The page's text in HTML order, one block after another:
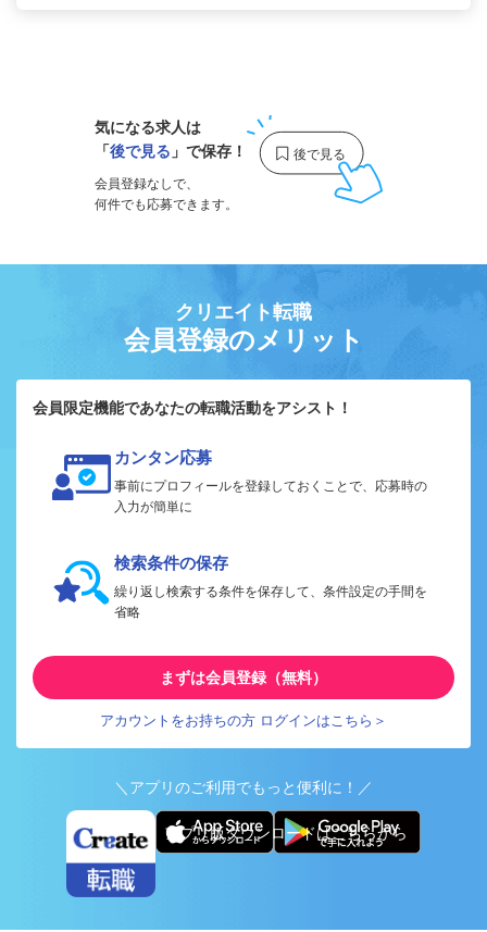
気になる求人は
「後で見る 」で保存！
会員登録なしで、
何件でも応募できます。
クリエイト転職
会員登録のメリット
会員限定機能であなたの転職活動をアシスト！
カンタン応募
事前にプロフィールを登録しておくことで、応募時の
入力が簡単に
検索条件の保存
繰り返し検索する条件を保存して、条件設定の手間を
省略
まずは会員登録（無料）
アカウントをお持ちの方 ログインはこちら＞
＼アプリのご利用でもっと便利に！／
アプリ版ダウンロードはこちらから